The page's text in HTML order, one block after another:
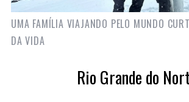
UMA FAMÍLIA VIAJANDO PELO MUNDO
DA VIDA
Rio Grande do